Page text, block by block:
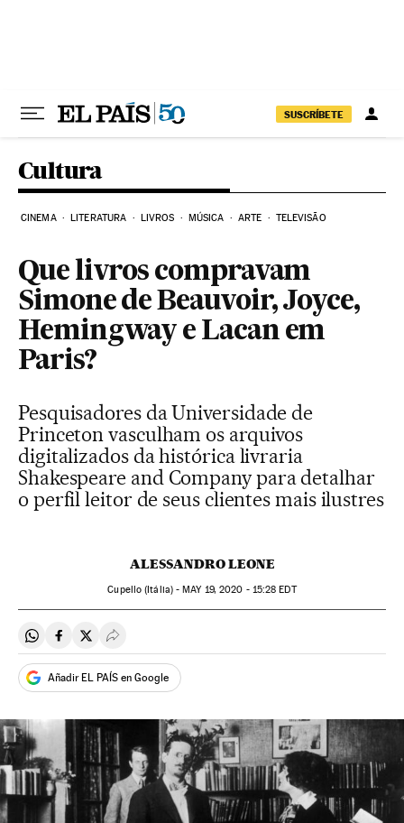
SUSCRÍBETE
Cultura
CINEMA LITERATURA LIVROS MÚSICA ARTE TELEVISÃO
Que livros compravam
Simone de Beauvoir, Joyce,
Hemingway e Lacan em
Paris?
Pesquisadores da Universidade de
Princeton vasculham os arquivos
digitalizados da histórica livraria
Shakespeare and Company para detalhar
o perfil leitor de seus clientes mais ilustres
ALESSANDRO LEONE
Cupello (Itália) -MAY19, 2020 - 15:28 EDT
Compartir en Whatsapp
Compartir en Facebook
Compartir en Twitter
Desplegar Redes Sociales
Añadir EL PAÍS en Google